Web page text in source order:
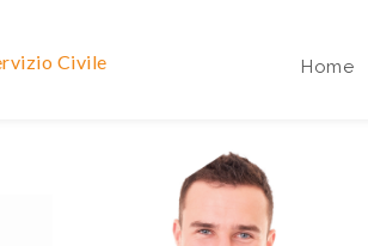
Home